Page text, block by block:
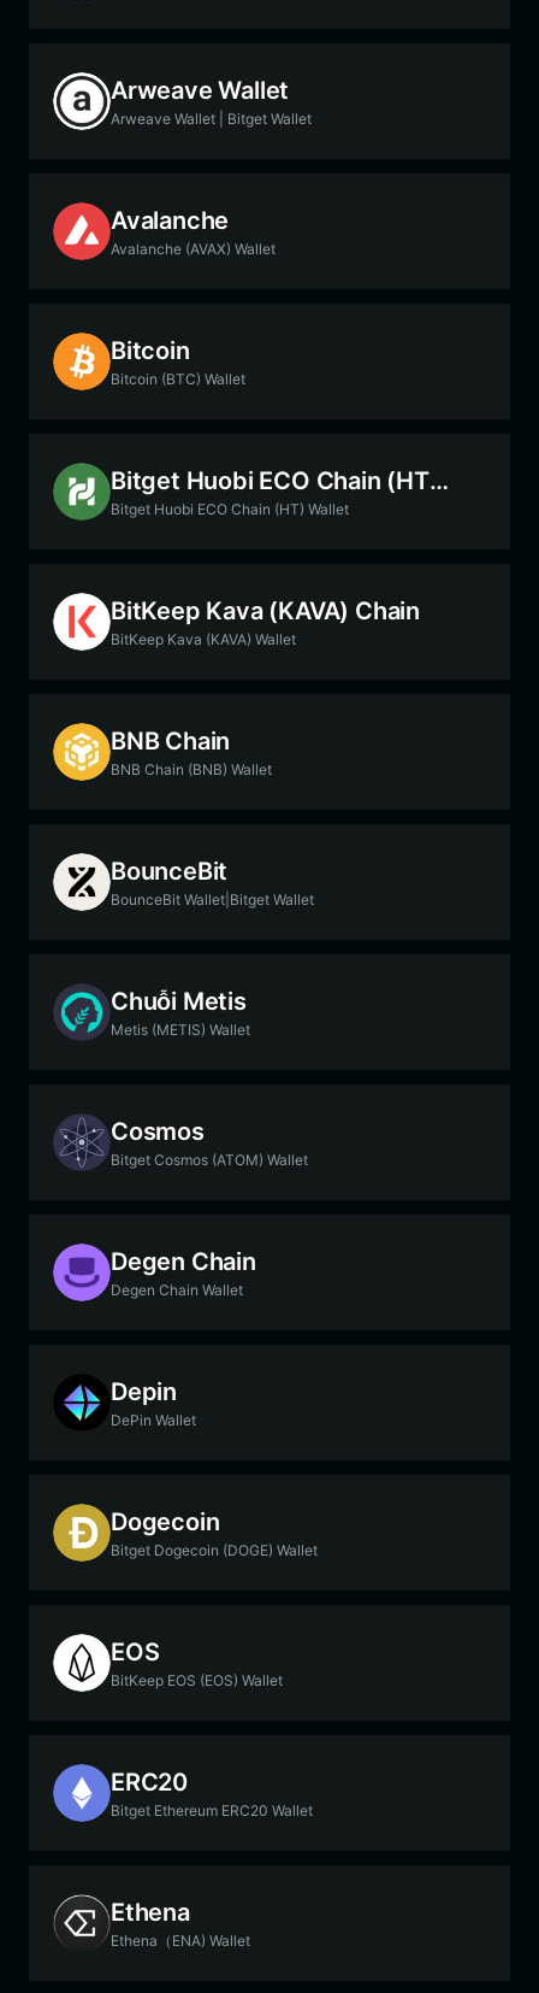
Arweave Wallet
Arweave Wallet | Bitget Wallet
Avalanche
Avalanche (AVAX) Wallet
Bitcoin
Bitcoin (BTC) Wallet
Bitget Huobi ECO Chain (HT) Chain
Bitget Huobi ECO Chain (HT) Wallet
BitKeep Kava (KAVA) Chain
BitKeep Kava (KAVA) Wallet
BNB Chain
BNB Chain (BNB) Wallet
BounceBit
BounceBit Wallet|Bitget Wallet
Chuỗi Metis
Metis (METIS) Wallet
Cosmos
Bitget Cosmos (ATOM) Wallet
Degen Chain
Degen Chain Wallet
Depin
DePin Wallet
Dogecoin
Bitget Dogecoin (DOGE) Wallet
EOS
BitKeep EOS (EOS) Wallet
ERC20
Bitget Ethereum ERC20 Wallet
Ethena
Ethena（ENA) Wallet